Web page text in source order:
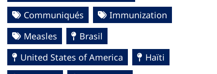
Communiqués
Immunization
Measles
Brasil
United States of America
Haïti